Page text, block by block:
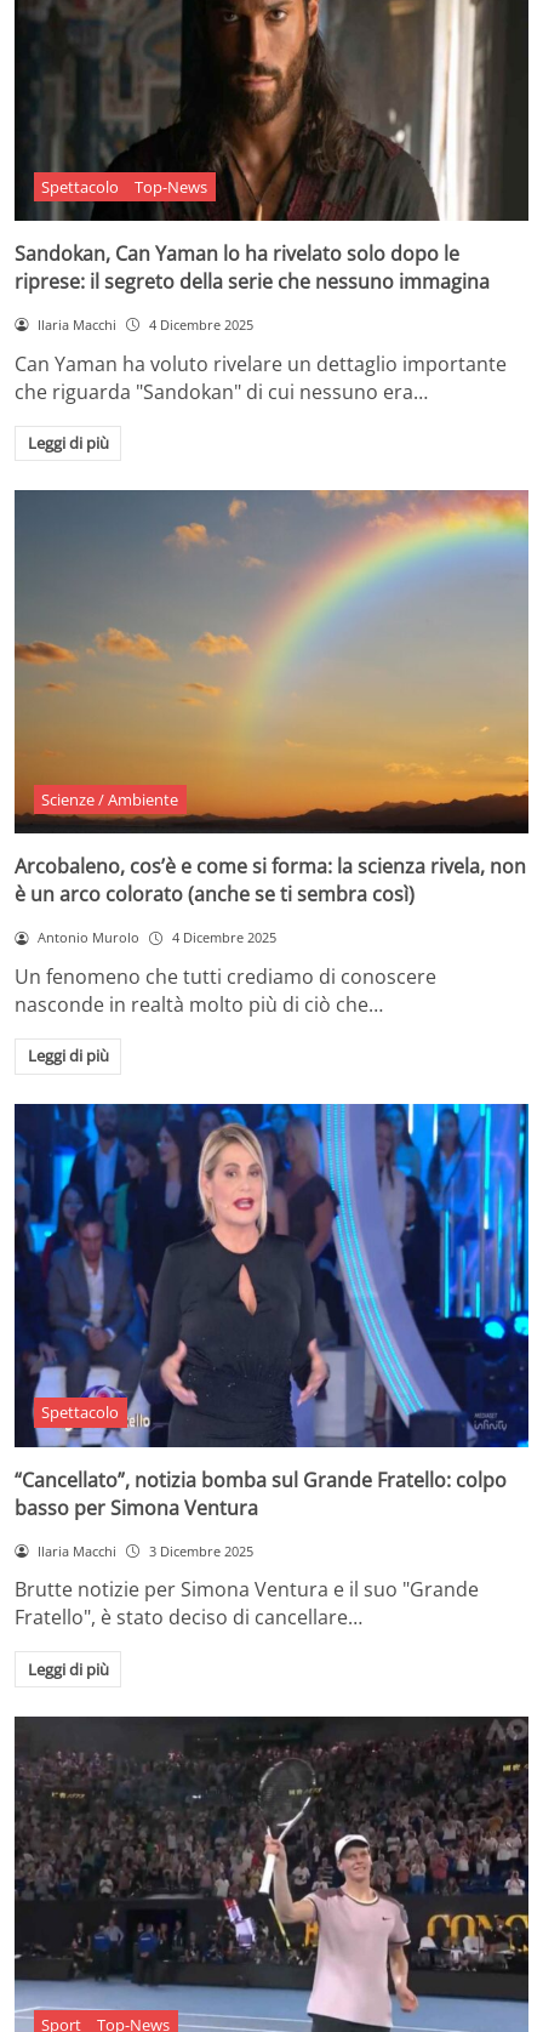
Spettacolo Top-News
Sandokan, Can Yaman lo ha rivelato solo dopo le
riprese: il segreto della serie che nessuno immagina
Ilaria Macchi 4 Dicembre 2025
Can Yaman ha voluto rivelare un dettaglio importante
che riguarda "Sandokan" di cui nessuno era…
Leggi di più
Scienze / Ambiente
Arcobaleno, cos’è e come si forma: la scienza rivela, non
è un arco colorato (anche se ti sembra così)
Antonio Murolo 4 Dicembre 2025
Un fenomeno che tutti crediamo di conoscere
nasconde in realtà molto più di ciò che…
Leggi di più
Spettacolo
“Cancellato”, notizia bomba sul Grande Fratello: colpo
basso per Simona Ventura
Ilaria Macchi 3 Dicembre 2025
Brutte notizie per Simona Ventura e il suo "Grande
Fratello", è stato deciso di cancellare…
Leggi di più
Sport Top-News